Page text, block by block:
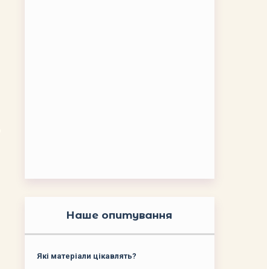
Наше опитування
Які матеріали цікавлять?